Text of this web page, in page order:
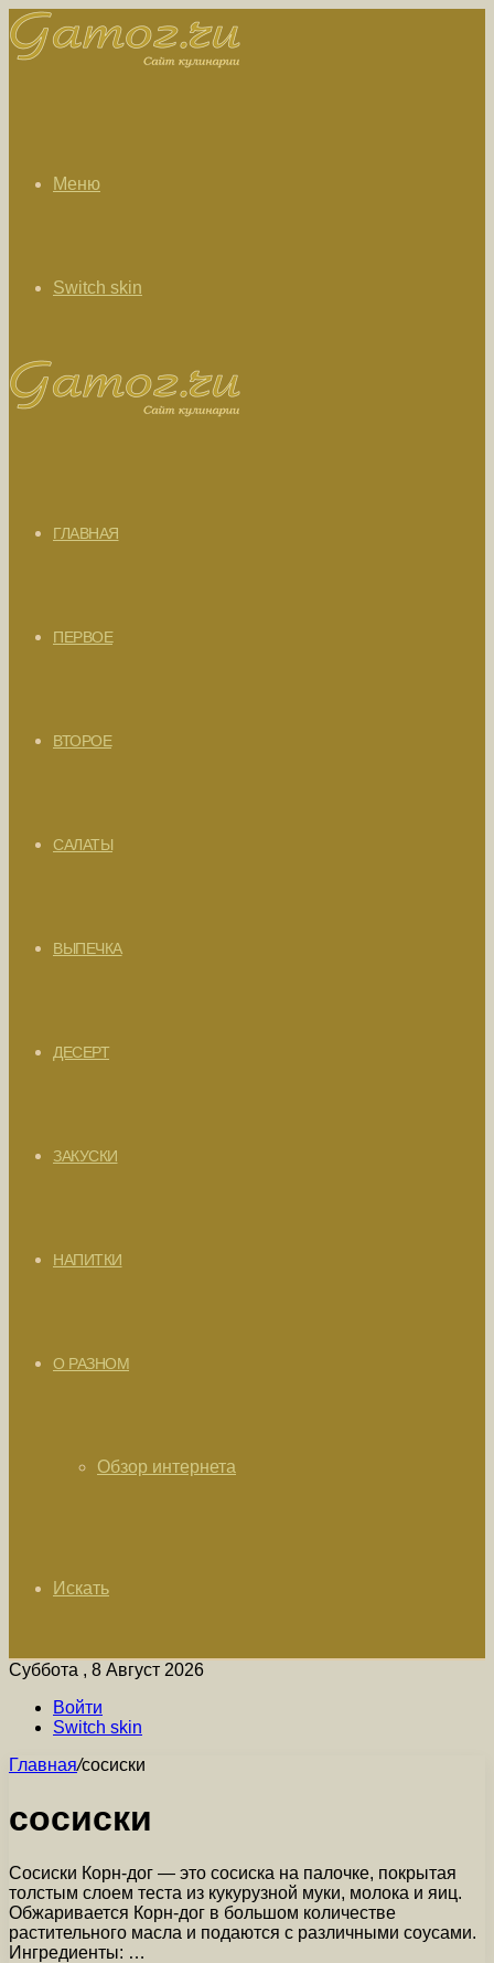
Меню
Switch skin
ГЛАВНАЯ
ПЕРВОЕ
ВТОРОЕ
САЛАТЫ
ВЫПЕЧКА
ДЕСЕРТ
ЗАКУСКИ
НАПИТКИ
О РАЗНОМ
Обзор интернета
Искать
Суббота , 8 Август 2026
Войти
Switch skin
Главная/сосиски
сосиски
Сосиски Корн-дог — это сосиска на палочке, покрытая
толстым слоем теста из кукурузной муки, молока и яиц.
Обжаривается Корн-дог в большом количестве
растительного масла и подаются с различными соусами.
Ингредиенты: …